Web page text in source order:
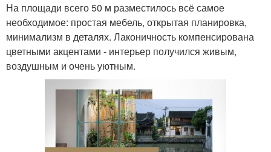
На площади всего 50 м разместилось всё самое
необходимое: простая мебель, открытая планировка,
минимализм в деталях. Лаконичность компенсирована
цветными акцентами - интерьер получился живым,
воздушным и очень уютным.